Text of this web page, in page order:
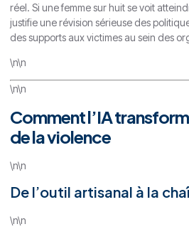
réel. Si une femme sur huit se voit
justifie une révision sérieuse des
des supports aux victimes au sein des
\n\n
\n\n
Comment l’IA
de la violence
\n\n
De l’outil artisanal à la
\n\n